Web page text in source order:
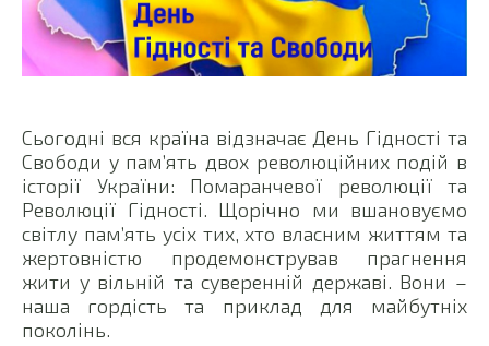
Сьогодні вся країна відзначає День Гідності та
Свободи у пам’ять двох революційних подій в
історії України: Помаранчевої революції та
Революції Гідності. Щорічно ми вшановуємо
світлу пам’ять усіх тих, хто власним життям та
жертовністю продемонстрував прагнення
жити у вільній та суверенній державі. Вони –
наша гордість та приклад для майбутніх
поколінь.